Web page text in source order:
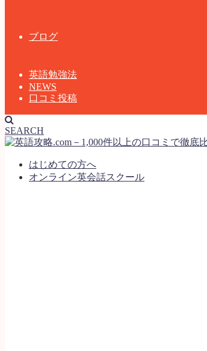
ブログ
英語勉強法
NEWS
口コミ投稿
SEARCH
はじめての方へ
オンライン英会話スクール